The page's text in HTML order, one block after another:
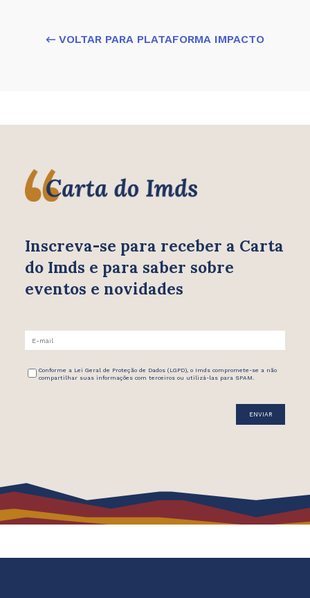
← VOLTAR PARA PLATAFORMA IMPACTO
Inscreva-se para receber a Carta
do Imds e para saber sobre
eventos e novidades
Conforme a Lei Geral de Proteção de Dados (LGPD), o Imds compromete-se a não
compartilhar suas informações com terceiros ou utilizá-las para SPAM.